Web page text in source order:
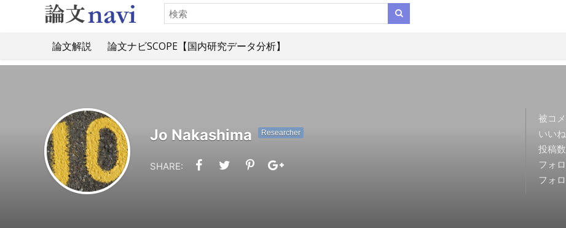
論文解説 論文ナビSCOPE【国内研究データ分析】
Jo Nakashima Researcher
SHARE:
被コ
いい
投稿
フォ
フォ